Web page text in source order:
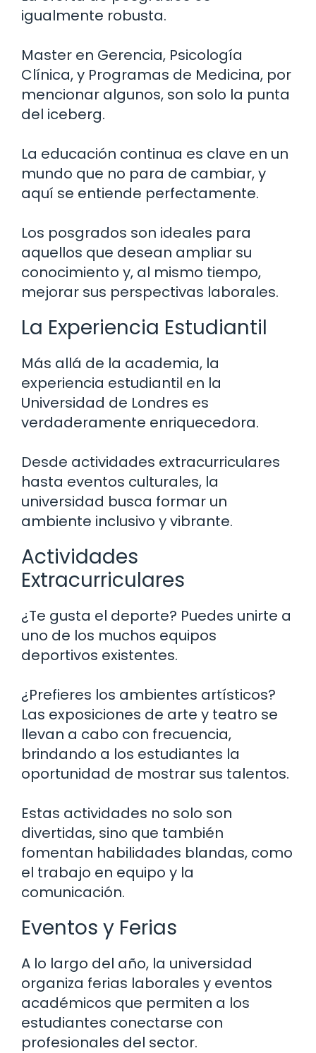
igualmente robusta.
Master en Gerencia, Psicología
Clínica, y Programas de Medicina, por
mencionar algunos, son solo la punta
del iceberg.
La educación continua es clave en un
mundo que no para de cambiar, y
aquí se entiende perfectamente.
Los posgrados son ideales para
aquellos que desean ampliar su
conocimiento y, al mismo tiempo,
mejorar sus perspectivas laborales.
La Experiencia Estudiantil
Más allá de la academia, la
experiencia estudiantil en la
Universidad de Londres es
verdaderamente enriquecedora.
Desde actividades extracurriculares
hasta eventos culturales, la
universidad busca formar un
ambiente inclusivo y vibrante.
Actividades
Extracurriculares
¿Te gusta el deporte? Puedes unirte a
uno de los muchos equipos
deportivos existentes.
¿Prefieres los ambientes artísticos?
Las exposiciones de arte y teatro se
llevan a cabo con frecuencia,
brindando a los estudiantes la
oportunidad de mostrar sus talentos.
Estas actividades no solo son
divertidas, sino que también
fomentan habilidades blandas, como
el trabajo en equipo y la
comunicación.
Eventos y Ferias
A lo largo del año, la universidad
organiza ferias laborales y eventos
académicos que permiten a los
estudiantes conectarse con
profesionales del sector.